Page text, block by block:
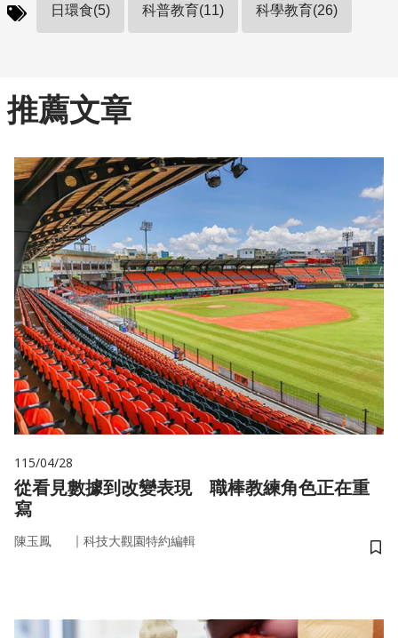
日環食(5) 科普教育(11) 科學教育(26)
推薦文章
115/04/28
從看見數據到改變表現 職棒教練角色正在重
寫
陳玉鳳 ｜ 科技大觀園特約編輯
儲